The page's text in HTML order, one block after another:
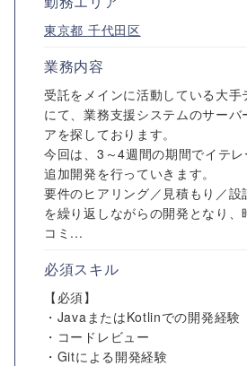
東京都 千代田区
業務内容
受託をメインに活動している大手
にて、業務支援システムのサーバ
アを探しております。
今回は、3～4週間の期間でイテ
追加開発を行っていきます。
要件のヒアリング／見積もり／設
を繰り返しながらの開発となり
コミ...
必須スキル
【必須】
・JavaまたはKotlinでの開発経験
・コードレビュー
・Gitによる開発経験